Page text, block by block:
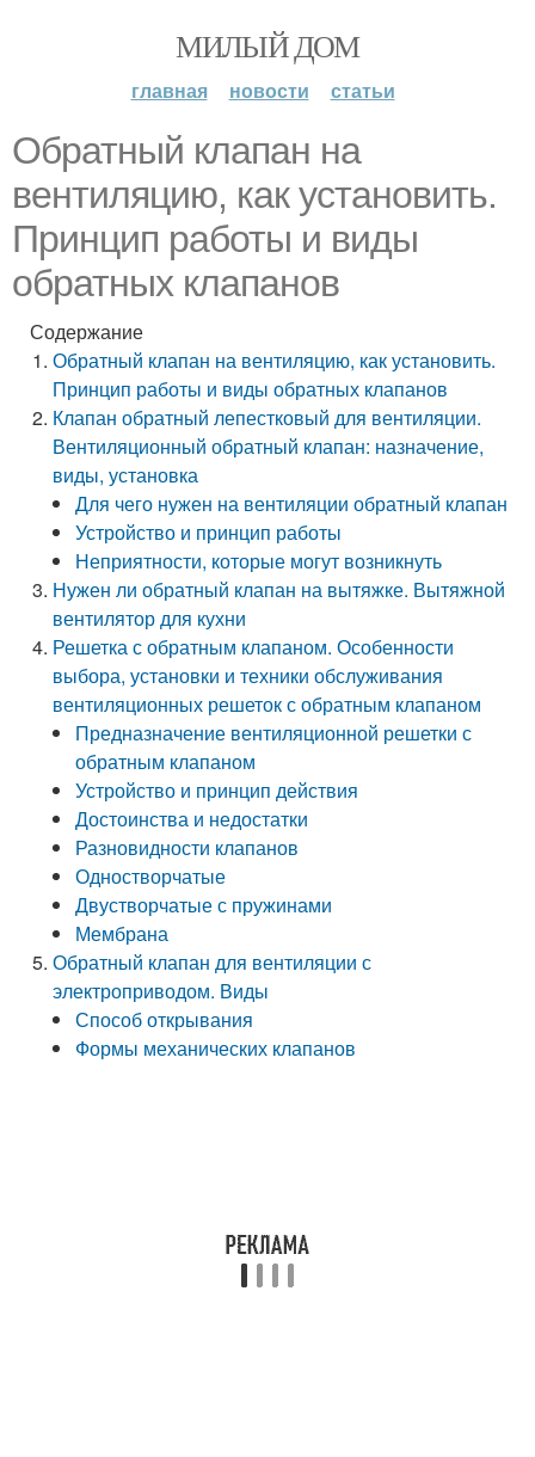
МИЛЫЙ ДОМ
главная новости статьи
Обратный клапан на
вентиляцию, как установить.
Принцип работы и виды
обратных клапанов
Содержание
Обратный клапан на вентиляцию, как установить.
Принцип работы и виды обратных клапанов
Клапан обратный лепестковый для вентиляции.
Вентиляционный обратный клапан: назначение,
виды, установка
Для чего нужен на вентиляции обратный клапан
Устройство и принцип работы
Неприятности, которые могут возникнуть
Нужен ли обратный клапан на вытяжке. Вытяжной
вентилятор для кухни
Решетка с обратным клапаном. Особенности
выбора, установки и техники обслуживания
вентиляционных решеток с обратным клапаном
Предназначение вентиляционной решетки с
обратным клапаном
Устройство и принцип действия
Достоинства и недостатки
Разновидности клапанов
Одностворчатые
Двустворчатые с пружинами
Мембрана
Обратный клапан для вентиляции с
электроприводом. Виды
Способ открывания
Формы механических клапанов